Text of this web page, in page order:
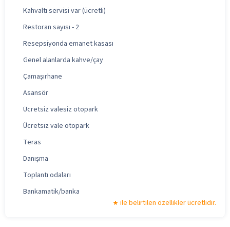
Kahvaltı servisi var (ücretli)
Restoran sayısı - 2
Resepsiyonda emanet kasası
Genel alanlarda kahve/çay
Çamaşırhane
Asansör
Ücretsiz valesiz otopark
Ücretsiz vale otopark
Teras
Danışma
Toplantı odaları
Bankamatik/banka
ile belirtilen özellikler ücretlidir.